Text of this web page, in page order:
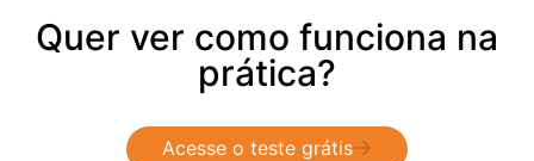
Quer ver como funciona na
prática?
Acesse o teste grátis